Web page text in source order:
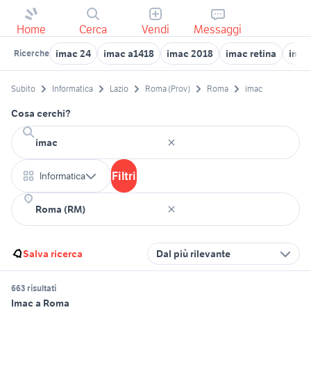
Home Cerca Vendi Messaggi
Ricerche imac 24 imac a1418 imac 2018 imac retina
Subito Informatica Lazio Roma (Prov) Roma imac
Cosa cerchi?
Informatica Filtri
Salva ricerca Dal più rilevante
663 risultati
Imac a Roma